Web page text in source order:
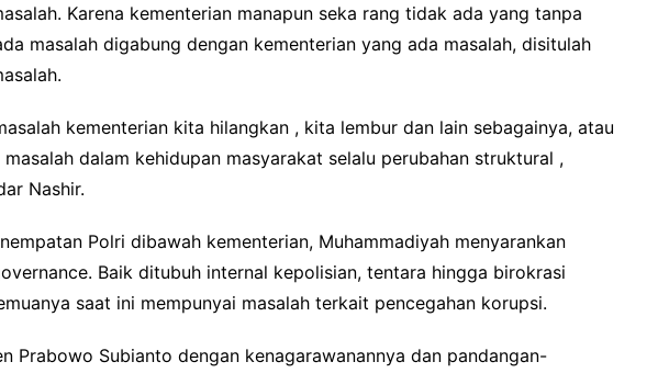
Karena kementerian manapun seka rang tidak ada yang tanpa
masalah digabung dengan kementerian yang ada masalah, disitulah
kementerian kita hilangkan , kita lembur dan lain sebagainya, atau
dalam kehidupan masyarakat selalu perubahan struktural ,
Nashir.
Polri dibawah kementerian, Muhammadiyah menyarankan
Baik ditubuh internal kepolisian, tentara hingga birokrasi
saat ini mempunyai masalah terkait pencegahan korupsi.
Prabowo Subianto dengan kenagarawanannya dan pandangan-